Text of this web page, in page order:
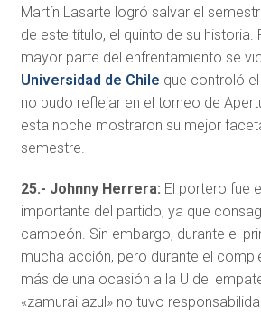
Martín Lasarte logró salvar el
de este título, el quinto de su historia.
mayor parte del enfrentamiento se
Universidad de Chile que controló
no pudo reflejar en el torneo de
esta noche mostraron su mejor
semestre.
25.- Johnny Herrera: El portero fue
importante del partido, ya que
campeón. Sin embargo, durante el
mucha acción, pero durante el
más de una ocasión a la U del
«zamurai azul» no tuvo